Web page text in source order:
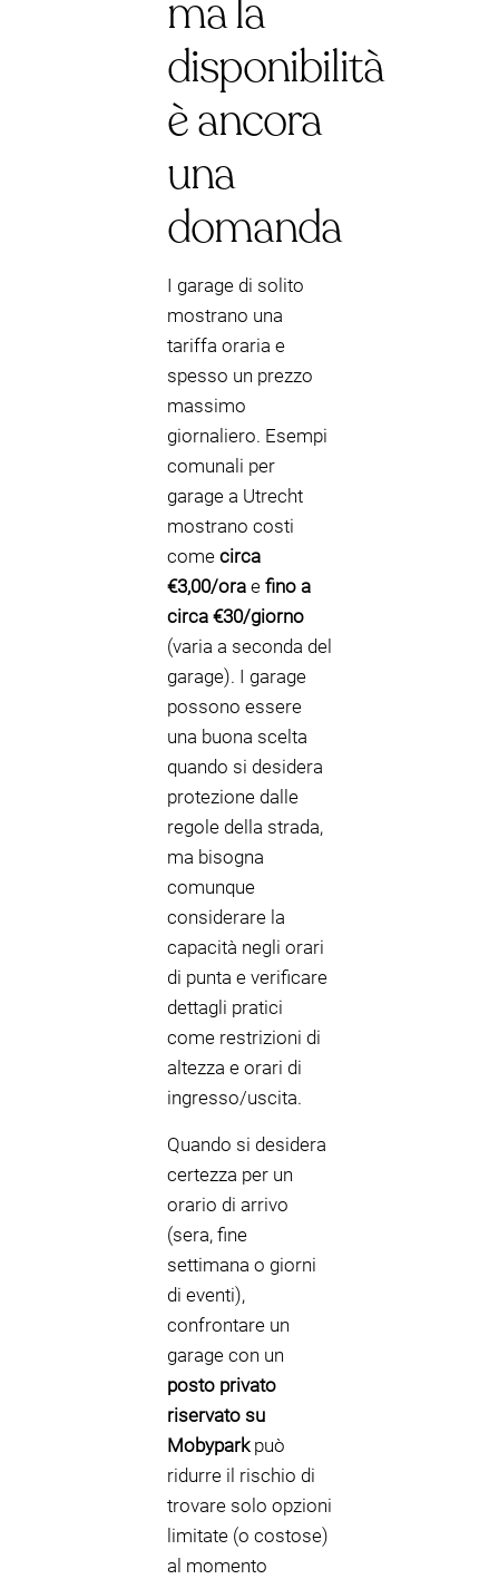
ma la
disponibilità
è ancora
una
domanda
I garage di solito
mostrano una
tariffa oraria e
spesso un prezzo
massimo
giornaliero. Esempi
comunali per
garage a Utrecht
mostrano costi
come circa
€3,00/ora e fino a
circa €30/giorno
(varia a seconda del
garage). I garage
possono essere
una buona scelta
quando si desidera
protezione dalle
regole della strada,
ma bisogna
comunque
considerare la
capacità negli orari
di punta e verificare
dettagli pratici
come restrizioni di
altezza e orari di
ingresso/uscita.
Quando si desidera
certezza per un
orario di arrivo
(sera, fine
settimana o giorni
di eventi),
confrontare un
garage con un
posto privato
riservato su
Mobyparkpuò
ridurre il rischio di
trovare solo opzioni
limitate (o costose)
al momento